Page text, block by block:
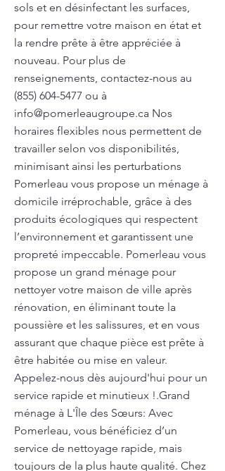
sols et en désinfectant les surfaces,
pour remettre votre maison en état et
la rendre prête à être appréciée à
nouveau. Pour plus de
renseignements, contactez-nous au
(855) 604-5477 ou à
info@pomerleaugroupe.ca Nos
horaires flexibles nous permettent de
travailler selon vos disponibilités,
minimisant ainsi les perturbations
Pomerleau vous propose un ménage à
domicile irréprochable, grâce à des
produits écologiques qui respectent
l’environnement et garantissent une
propreté impeccable. Pomerleau vous
propose un grand ménage pour
nettoyer votre maison de ville après
rénovation, en éliminant toute la
poussière et les salissures, et en vous
assurant que chaque pièce est prête à
être habitée ou mise en valeur.
Appelez-nous dès aujourd'hui pour un
service rapide et minutieux !.Grand
ménage à L'Île des Sœurs: Avec
Pomerleau, vous bénéficiez d’un
service de nettoyage rapide, mais
toujours de la plus haute qualité. Chez